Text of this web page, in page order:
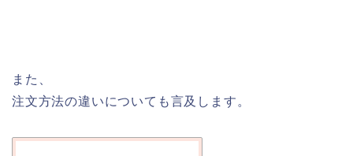
また、
注文方法の違いについても言及します。